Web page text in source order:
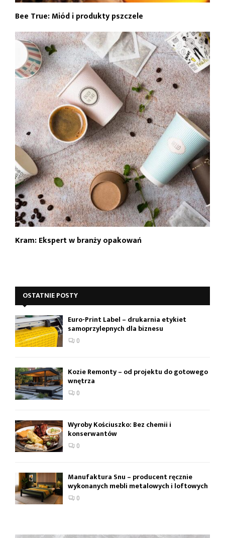
Bee True: Miód i produkty pszczele
Kram: Ekspert w branży opakowań
OSTATNIE POSTY
Euro-Print Label – drukarnia etykiet
samoprzylepnych dla biznesu
0
Kozie Remonty – od projektu do gotowego
wnętrza
0
Wyroby Kościuszko: Bez chemii i
konserwantów
0
Manufaktura Snu – producent ręcznie
wykonanych mebli metalowych i loftowych
0